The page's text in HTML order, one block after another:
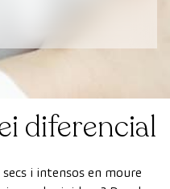
diferencial
i intensos en moure